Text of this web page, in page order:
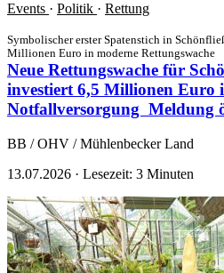
Events · Politik · Rettung
Symbolischer erster Spatenstich in
Millionen Euro in moderne Rettungswache
Neue Rettungswache für
investiert 6,5 Millionen Euro
Notfallversorgung Meldung
BB / OHV / Mühlenbecker Land
13.07.2026 · Lesezeit: 3 Minuten